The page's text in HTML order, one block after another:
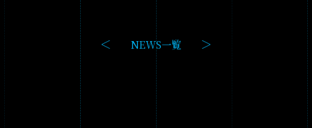
- ブラック★★ロックシューター DAWN FALL
- TV ANIMATION BLACK☆ROCK SHOOTER
GAME
PRODUCTS
NEWS一覧